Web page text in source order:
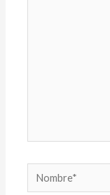
Nombre*